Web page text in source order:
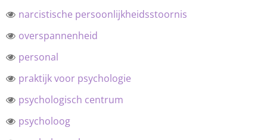
narcistische persoonlijkheidsstoornis
overspannenheid
personal
praktijk voor psychologie
psychologisch centrum
psycholoog